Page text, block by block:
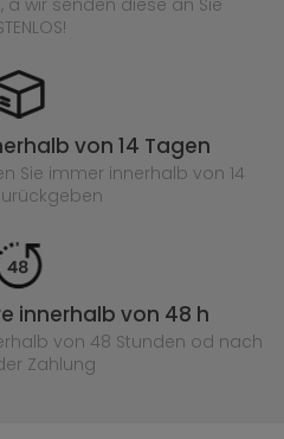
a wir senden diese an Sie
von 14 Tagen
Sie immer innerhalb von 14
innerhalb von 48 h
von 48 Stunden od nach
Zahlung